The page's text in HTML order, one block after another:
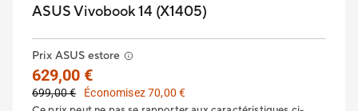
ASUS Vivobook 14 (X1405)
Prix ASUS estore
629,00 €
699,00 €
Économisez 70,00 €